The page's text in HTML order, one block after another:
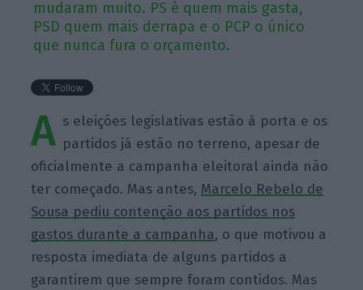
mudaram muito. PS é quem mais gasta,
PSD quem mais derrapa e o PCP o único
que nunca fura o orçamento.
A s eleições legislativas estão à porta e os
partidos já estão no terreno, apesar de
oficialmente a campanha eleitoral ainda não
ter começado. Mas antes, Marcelo Rebelo de
Sousa pediu contenção aos partidos nos
gastos durante a campanha, o que motivou a
resposta imediata de alguns partidos a
garantirem que sempre foram contidos. Mas